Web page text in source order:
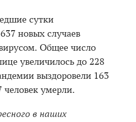
сутки
новых случаев
Общее число
увеличилось до 228
выздоровели 163
человек умерли.
в наших